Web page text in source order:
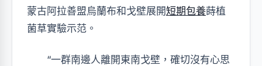
蒙古阿拉善盟烏蘭布和戈壁展開短期包養蒔植
菌草實驗示范。
“一群南邊人離開東南戈壁，確切沒有心思